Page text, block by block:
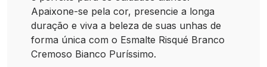
Apaixone-se pela cor, presencie a longa
duração e viva a beleza de suas unhas de
forma única com o Esmalte Risqué Branco
Cremoso Bianco Puríssimo.